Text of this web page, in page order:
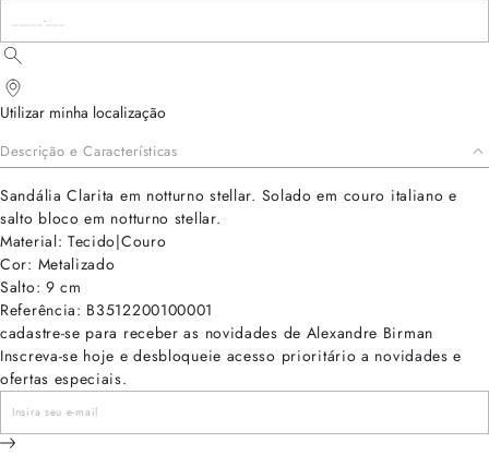
Utilizar minha localização
Descrição e Características
Sandália Clarita em notturno stellar. Solado em couro italiano e
salto bloco em notturno stellar.
Material: Tecido|Couro
Cor: Metalizado
Salto: 9 cm
Referência: B3512200100001
cadastre-se para receber as novidades de Alexandre Birman
Inscreva-se hoje e desbloqueie acesso prioritário a novidades e
ofertas especiais.